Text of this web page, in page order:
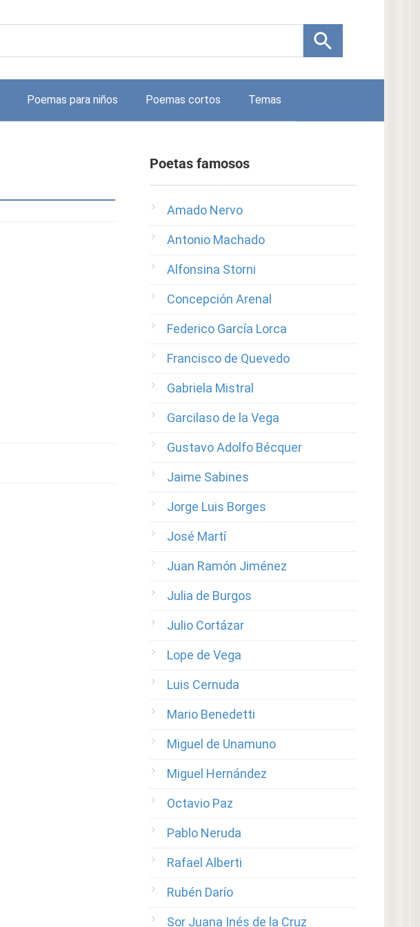
Poemas para niños Poemas cortos Temas
Poetas famosos
Amado Nervo
Antonio Machado
Alfonsina Storni
Concepción Arenal
Federico García Lorca
Francisco de Quevedo
Gabriela Mistral
Garcilaso de la Vega
Gustavo Adolfo Bécquer
Jaime Sabines
Jorge Luis Borges
José Martí
Juan Ramón Jiménez
Julia de Burgos
Julio Cortázar
Lope de Vega
Luis Cernuda
Mario Benedetti
Miguel de Unamuno
Miguel Hernández
Octavio Paz
Pablo Neruda
Rafael Alberti
Rubén Darío
Sor Juana Inés de la Cruz